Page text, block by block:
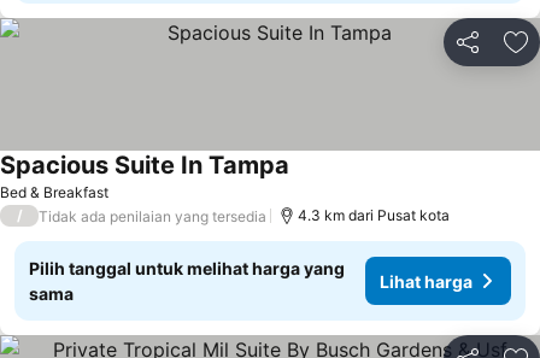
Bagikan
Bed & Breakfast
Spacious Suite In Tampa
/ Tidak ada penilaian yang tersedia 4.3 km dari Pusat kota
Pilih tanggal untuk melihat harga yang
sama
Lihat harga